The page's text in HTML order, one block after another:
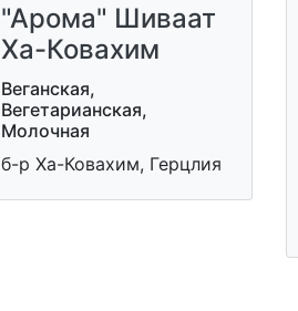
"Арома" Шиваат
Ха-Ковахим
Веганская,
Вегетарианская,
Молочная
б-р Ха-Ковахим, Герцлия